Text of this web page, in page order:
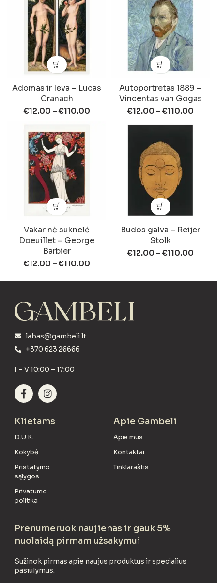
Adomas ir Ieva – Lucas
Cranach
€12.00 –€110.00
Autoportretas 1889 –
Vincentas van Gogas
€12.00 –€110.00
Vakarinė suknelė
Doeuillet – George
Barbier
€12.00 –€110.00
Budos galva – Reijer
Stolk
€12.00 –€110.00
labas@gambeli.lt
+370 623 26666
I – V 10:00 – 17:00
Klietams
D.U.K.
Kokybė
Pristatymo
sąlygos
Privatumo
politika
Apie Gambeli
Apie mus
Kontaktai
Tinklaraštis
Prenumeruok naujienas ir gauk 5%
nuolaidą pirmam užsakymui
Sužinok pirmas apie naujus produktus ir specialius
pasiūlymus.